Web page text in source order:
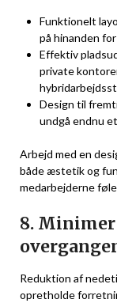
Funktionelt
på hinanden
Effektiv
private
Design til
undgå endnu
Arbejd med en
både æstetik og
medarbejderne
8.
Reduktion af
opretholde